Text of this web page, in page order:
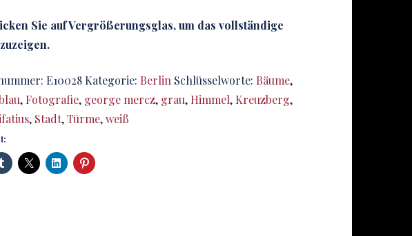
Sie auf Vergrößerungsglas, um das vollständige
E10028 Kategorie: Berlin Schlüsselworte: Bäume,
,Fotografie, george mercz, grau, Himmel, Kreuzberg,
, Stadt,Türme,weiß